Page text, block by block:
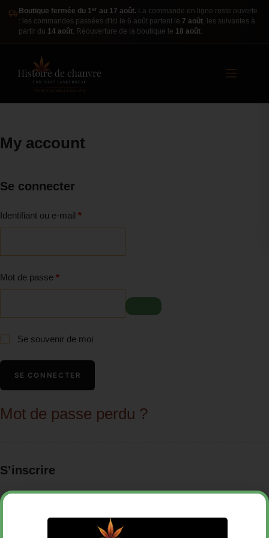
Boutique fermée du 1er au 17 août. La commande en ligne reste ouverte
: les commandes passées d'ici le 6 août partent le 7 août, les suivantes à
partir du 14 août. Réouverture de la boutique le 18 août.
My account
Se connecter
Identifiant ou e-mail *
Mot de passe *
Se souvenir de moi
SE CONNECTER
Mot de passe perdu ?
S’inscrire
Adresse e-mail